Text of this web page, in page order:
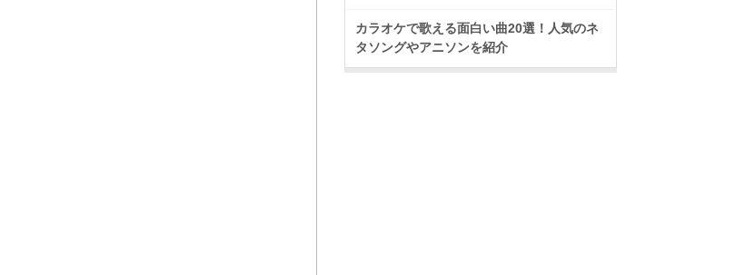
カラオケで歌える面白い曲20選！人気のネ
タソングやアニソンを紹介